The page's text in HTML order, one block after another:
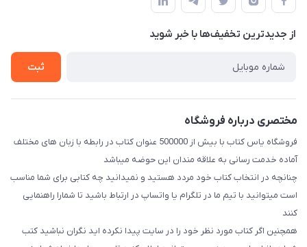
قبلی با شماره ۰۹۳۷۱۷۴۲۴۲۳ امکان پذیر است)
لیست محصولات
درباره ما
حریم خصوصی
راهنما
از جدید‌ترین تخفیف‌ها با‌ خبر شوید
ثبت
مختصری درباره فروشگاه
فروشگاه یاس کتاب با بیش از 500000 عنوان کتاب در رابطه با زبان های مختلف
آماده خدمت رسانی به علاقه مندان این حوضه میباشد
چنانچه در انتخاب کتاب خود مردد هستید و نمیدانید چه کتابی برای شما مناسب
است میتوانید با تیم ما در تلگرام یا واتساپ در ارتباط باشید تا شما‌را راهنمایی
کنند
همچنین اگر کتاب مورد نظر خود را در سایت پیدا نکرده اید نگران نباشید کتب